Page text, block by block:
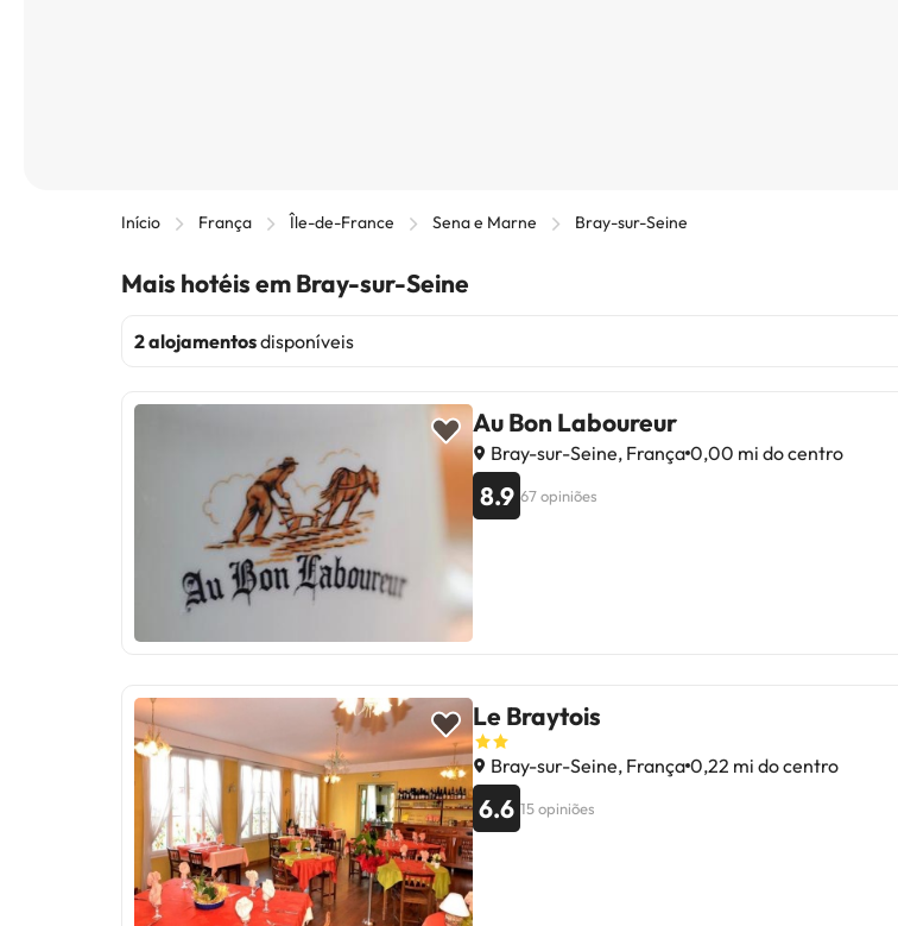
Início França Île-de-France Sena e Marne Bray-sur-Seine
Mais hotéis em Bray-sur-Seine
2 alojamentosdisponíveis
Au Bon Laboureur
Bray-sur-Seine, França 0,00 mi do centro
8.9 67 opiniões
Le Braytois
Bray-sur-Seine, França 0,22 mi do centro
6.6 15 opiniões